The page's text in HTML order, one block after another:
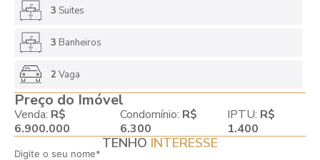
3 Suites
3 Banheiros
2 Vaga
Preço do Imóvel
Venda: R$
6.900.000
Condomínio: R$
6.300
IPTU: R$
1.400
TENHO INTERESSE
Digite o seu nome*